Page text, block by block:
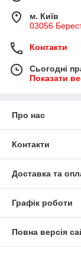
м. Київ
03056
Контакти
Сьогодні
Показати
Про нас
Контакти
Доставка та
Графік роботи
Повна версія